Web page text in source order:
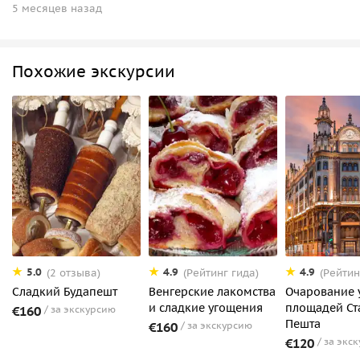
5 месяцев назад
Похожие экскурсии
5.0 (2 отзыва)
Cладкий Будапешт
€160 за экскурсию
4.9 (Рейтинг гида)
Венгерские лакомства
и сладкие угощения
€160 за экскурсию
4.9
Очарование
площадей
Пешта
€120 за